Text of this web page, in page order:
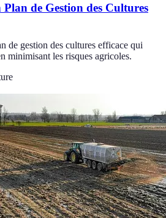
de Gestion des Cultures
de gestion des cultures efficace qui
minimisant les risques agricoles.